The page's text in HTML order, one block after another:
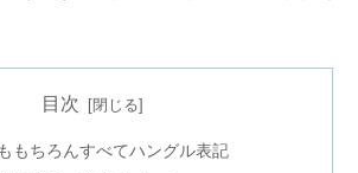
目次
もちろんすべてハングル表記